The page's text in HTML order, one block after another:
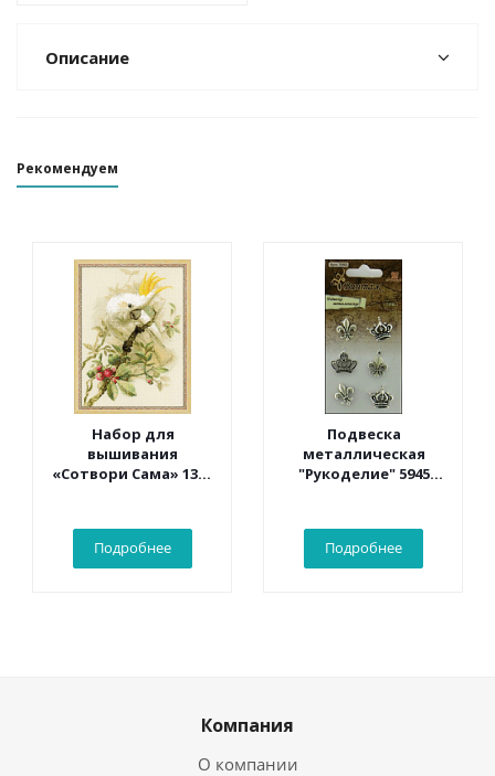
Описание
Рекомендуем
Набор для
вышивания
«Сотвори Сама» 1362
Подробнее
Подвеска
металлическая
"Рукоделие" 5945
Подробнее
Компания
О компании